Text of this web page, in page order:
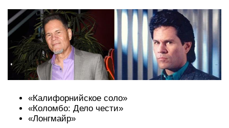
«Калифорнийское соло»
«Коломбо: Дело чести»
«Лонгмайр»